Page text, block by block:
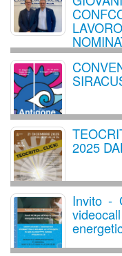
2025
Invito -